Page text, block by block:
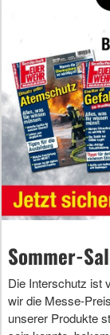
Sommer-
Die Interschutz ist
wir die Messe-
unserer Produkte